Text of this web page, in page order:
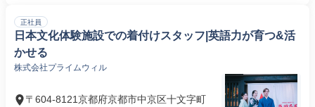
正社員
日本文化体験施設での着付けスタッフ|英語力が育つ&活
かせる
株式会社プライムウィル
〒604-8121京都府京都市中京区十文字町